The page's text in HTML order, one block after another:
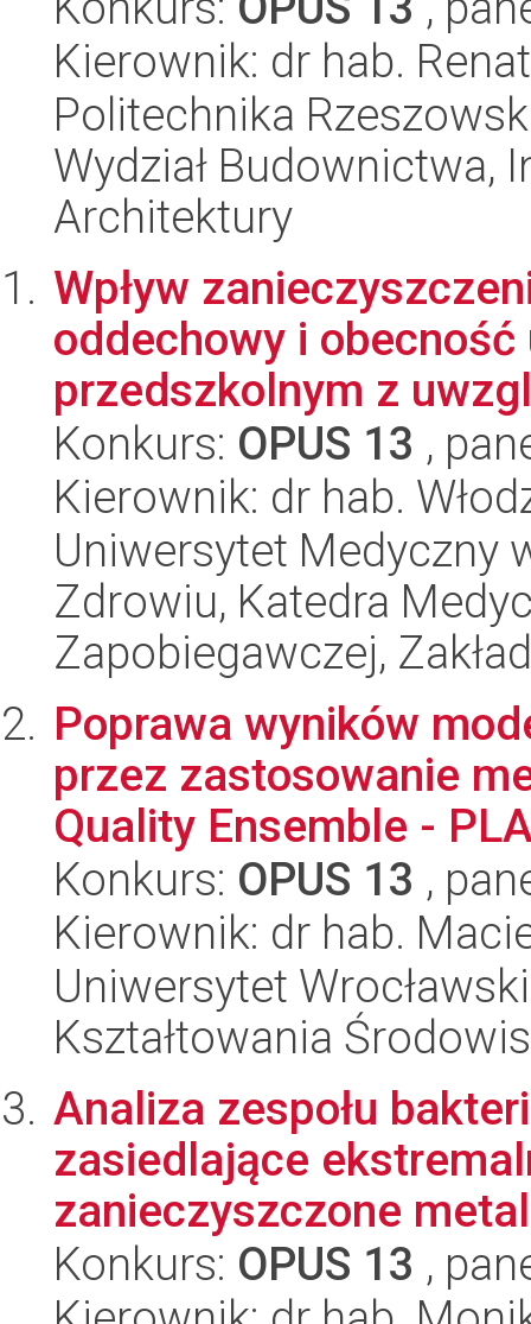
Kierownik: dr hab.
Politechnika
Wydział Budownictwa,
Architektury
Wpływ
oddechowy i
przedszkolnym z
Konkurs: OPUS 13 ,
Kierownik: dr hab.
Uniwersytet Medyczny
Zdrowiu, Katedra
Zapobiegawczej,
Poprawa wyników
przez zastosowanie
Quality Ensemble -
Konkurs: OPUS 13 ,
Kierownik: dr hab.
Uniwersytet
Kształtowania
Analiza zespołu
zasiedlające
zanieczyszczone
Konkurs: OPUS 13 ,